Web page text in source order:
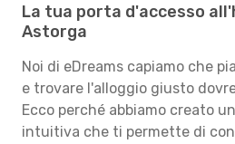
La tua porta d'accesso
Astorga
Noi di eDreams capiamo che
e trovare l'alloggio giusto
Ecco perché abbiamo creato
intuitiva che ti permette di